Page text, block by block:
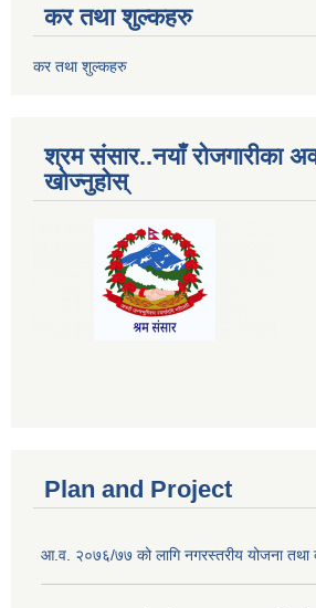
कर तथा शुल्कहरु
कर तथा शुल्कहरु
श्रम संसार..नयाँ रोजगारीका
खोज्नुहोस्
Plan and Project
आ.व. २०७६/७७ को लागि नगरस्तरीय योजना तथा